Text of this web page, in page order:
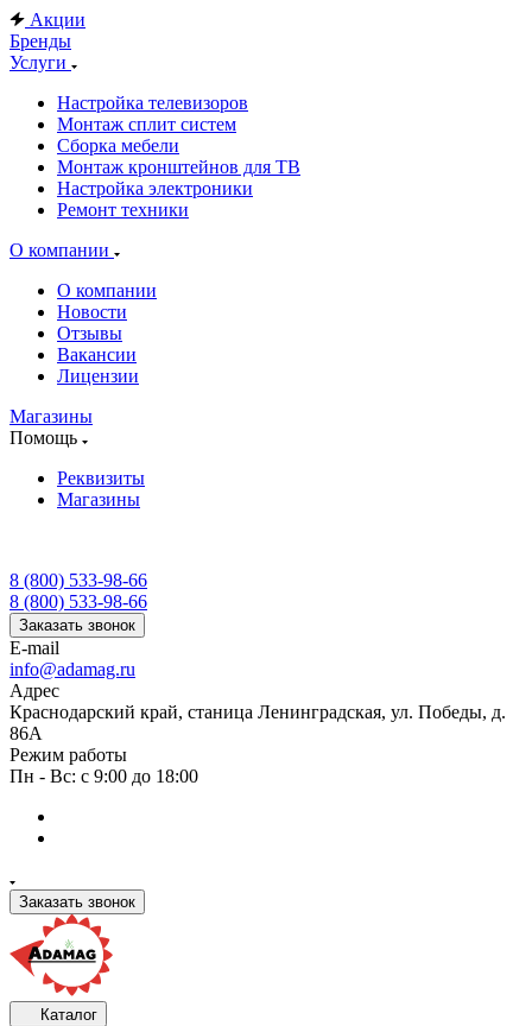
Акции
Бренды
Услуги
Настройка телевизоров
Монтаж сплит систем
Сборка мебели
Монтаж кронштейнов для ТВ
Настройка электроники
Ремонт техники
О компании
О компании
Новости
Отзывы
Вакансии
Лицензии
Магазины
Помощь
Реквизиты
Магазины
8 (800) 533-98-66
8 (800) 533-98-66
Заказать звонок
E-mail
info@adamag.ru
Адрес
Краснодарский край, станица Ленинградская, ул. Победы, д.
86А
Режим работы
Пн - Вс: с 9:00 до 18:00
Заказать звонок
Каталог